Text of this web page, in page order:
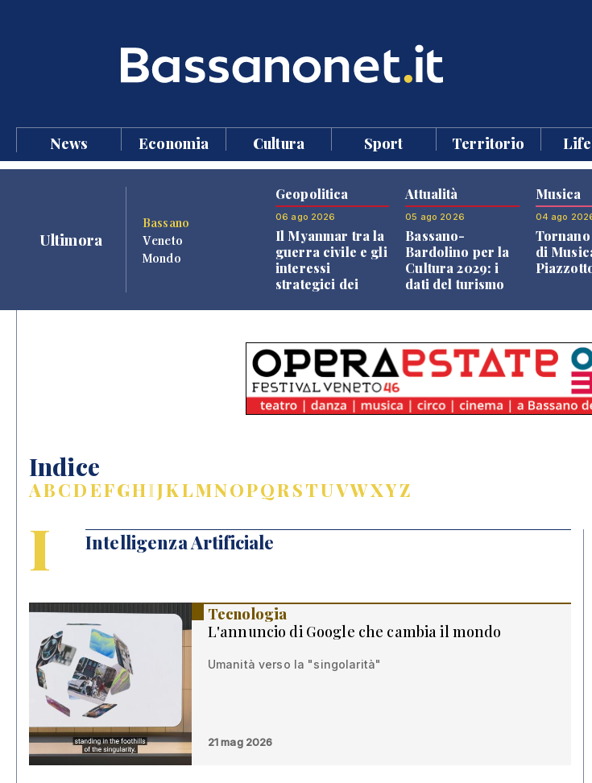
News Economia Cultura Sport Territorio
Ultimora
Bassano
Veneto
Mondo
Geopolitica
06 ago 2026
Il Myanmar tra la
guerra civile e gli
interessi
strategici dei
Attualità
05 ago 2026
Bassano-
Bardolino per la
Cultura 2029: i
dati del turismo
Musica
04 ago
di
Indice
ABCDEFGHIJKLMNOPQRSTUVWXYZ
I Intelligenza Artificiale
Tecnologia
L'annuncio di Google che cambia il mondo
Umanità verso la "singolarità"
21 mag 2026